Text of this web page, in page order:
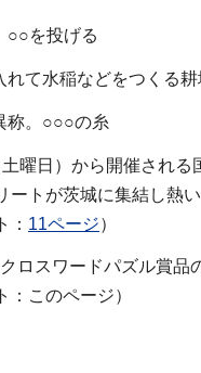
○○を投げる
れて水稲などをつくる
称。○○○の糸
曜日）から開催される
ートが茨城に集結し熱
： 11ページ）
ロスワードパズル賞品
：このページ）